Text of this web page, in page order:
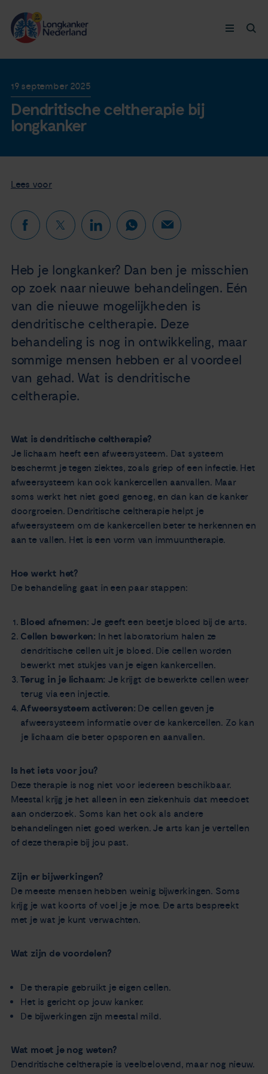
Nieuws
Agenda
Over ons
Zorgverleners
Longkanker
Leven met
Thymuskankers
Steun ons
19 september 2025
Dendritische celtherapie bij
longkanker
Lees voor
Heb je longkanker? Dan ben je misschien
op zoek naar nieuwe behandelingen. Eén
van die nieuwe mogelijkheden is
dendritische celtherapie. Deze
behandeling is nog in ontwikkeling, maar
sommige mensen hebben er al voordeel
van gehad. Wat is dendritische
celtherapie.
Wat is dendritische celtherapie?
Je lichaam heeft een afweersysteem. Dat systeem
beschermt je tegen ziektes, zoals griep of een infectie. Het
afweersysteem kan ook kankercellen aanvallen. Maar
soms werkt het niet goed genoeg, en dan kan de kanker
doorgroeien. Dendritische celtherapie helpt je
afweersysteem om de kankercellen beter te herkennen en
aan te vallen. Het is een vorm van immuuntherapie.
Hoe werkt het?
De behandeling gaat in een paar stappen:
Bloed afnemen: Je geeft een beetje bloed bij de arts.
Cellen bewerken: In het laboratorium halen ze
dendritische cellen uit je bloed. Die cellen worden
bewerkt met stukjes van je eigen kankercellen.
Terug in je lichaam: Je krijgt de bewerkte cellen weer
terug via een injectie.
Afweersysteem activeren: De cellen geven je
afweersysteem informatie over de kankercellen. Zo kan
je lichaam die beter opsporen en aanvallen.
Is het iets voor jou?
Deze therapie is nog niet voor iedereen beschikbaar.
Meestal krijg je het alleen in een ziekenhuis dat meedoet
aan onderzoek. Soms kan het ook als andere
behandelingen niet goed werken. Je arts kan je vertellen
of deze therapie bij jou past.
Zijn er bijwerkingen?
De meeste mensen hebben weinig bijwerkingen. Soms
krijg je wat koorts of voel je je moe. De arts bespreekt
met je wat je kunt verwachten.
Wat zijn de voordelen?
De therapie gebruikt je eigen cellen.
Het is gericht op jouw kanker.
De bijwerkingen zijn meestal mild.
Wat moet je nog weten?
Dendritische celtherapie is veelbelovend, maar nog nieuw.